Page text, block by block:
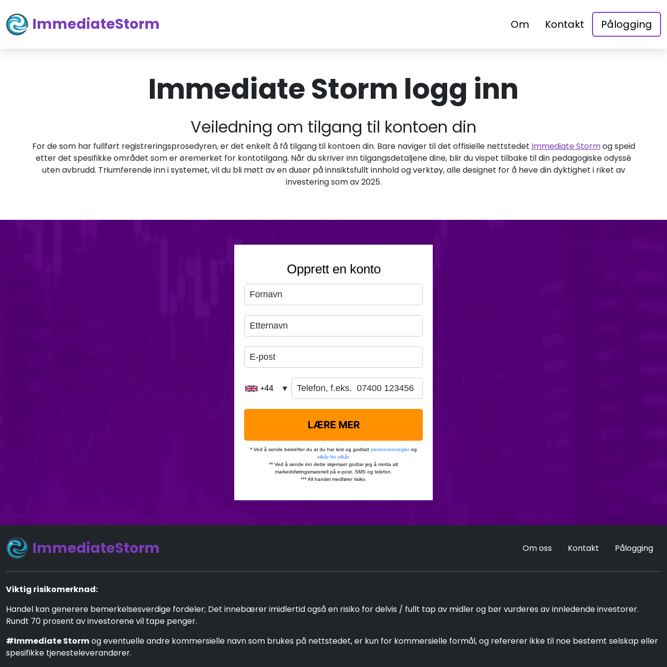
ImmediateStorm Om Kontakt Pålogging
Immediate Storm logg inn
Veiledning om tilgang til kontoen din
For de som har fullført registreringsprosedyren, er det enkelt å få tilgang til kontoen din. Bare naviger til det offisielle nettstedet Immediate Stormog speid
etter det spesifikke området som er øremerket for kontotilgang. Når du skriver inn tilgangsdetaljene dine, blir du vispet tilbake til din pedagogiske odyssé
uten avbrudd. Triumferende inn i systemet, vil du bli møtt av en dusør på innsiktsfullt innhold og verktøy, alle designet for å heve din dyktighet i riket av
investering som av 2025.
ImmediateStorm Om oss Kontakt Pålogging
Viktig risikomerknad:
Handel kan generere bemerkelsesverdige fordeler; Det innebærer imidlertid også en risiko for delvis / fullt tap av midler og bør vurderes av innledende investorer.
Rundt 70 prosent av investorene vil tape penger.
#Immediate Stormog eventuelle andre kommersielle navn som brukes på nettstedet, er kun for kommersielle formål, og refererer ikke til noe bestemt selskap eller
spesifikke tjenesteleverandører.